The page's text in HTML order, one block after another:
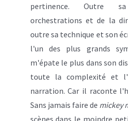
pertinence. Outre
orchestrations et de la
outre sa technique et son
l'un des plus grands
m'épate le plus dans son
toute la complexité et
narration. Car il raconte
Sans jamais faire de mickey
scènes dans le moindre